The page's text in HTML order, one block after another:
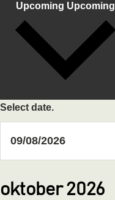
Upcoming Upcoming
Select date.
oktober 2026